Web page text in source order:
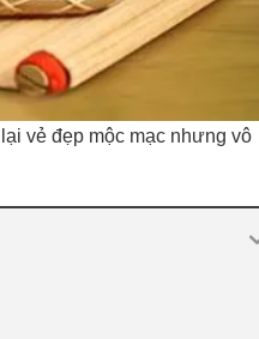
vẻ đẹp mộc mạc nhưng vô